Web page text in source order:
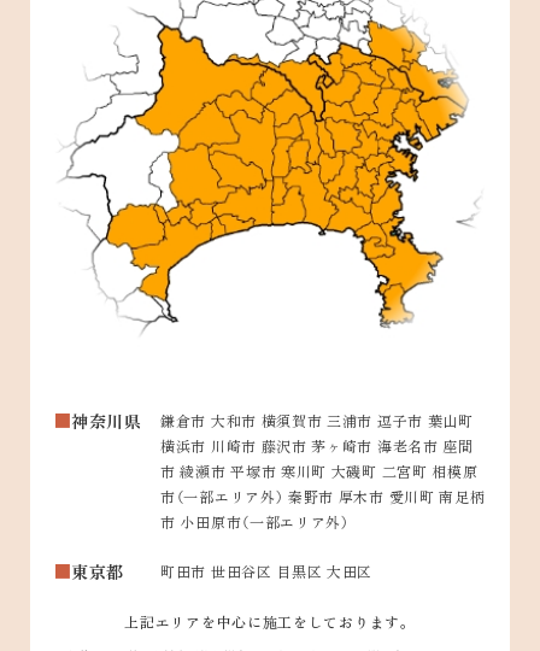
神奈川県
鎌倉市 大和市 横須賀市 三浦市 逗子市 葉山町
横浜市 川崎市 藤沢市 茅ヶ崎市 海老名市 座間
市 綾瀬市 平塚市 寒川町 大磯町 二宮町 相模原
市（一部エリア外） 秦野市 厚木市 愛川町 南足柄
市 小田原市（一部エリア外）
東京都 町田市 世田谷区 目黒区 大田区
上記エリアを中心に施工をしております。